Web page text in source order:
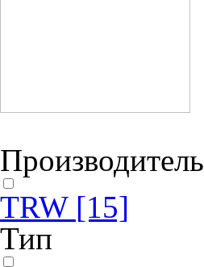
Производитель
TRW [15]
Тип